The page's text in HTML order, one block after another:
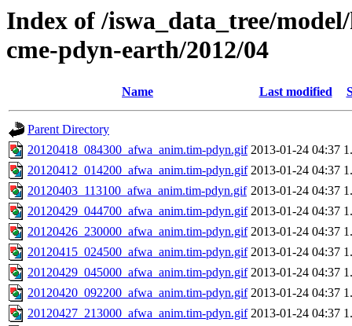
Index of /iswa_data_tree/
cme-pdyn-earth/2012/04
Name Last modified
Parent Directory
20120418_084300_afwa_anim.tim-pdyn.gif 2013-01-24 04:37
20120412_014200_afwa_anim.tim-pdyn.gif 2013-01-24 04:37
20120403_113100_afwa_anim.tim-pdyn.gif 2013-01-24 04:37
20120429_044700_afwa_anim.tim-pdyn.gif 2013-01-24 04:37
20120426_230000_afwa_anim.tim-pdyn.gif 2013-01-24 04:37
20120415_024500_afwa_anim.tim-pdyn.gif 2013-01-24 04:37
20120429_045000_afwa_anim.tim-pdyn.gif 2013-01-24 04:37
20120420_092200_afwa_anim.tim-pdyn.gif 2013-01-24 04:37
20120427_213000_afwa_anim.tim-pdyn.gif 2013-01-24 04:37